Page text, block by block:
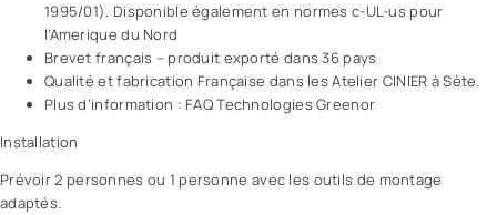
1995/01). Disponible également en normes c-UL-us pour
l’Amerique du Nord
Brevet français – produit exporté dans 36 pays
Qualité et fabrication Française dans les Atelier CINIER à Sète.
Plus d’information : FAQ Technologies Greenor
Installation
Prévoir 2 personnes ou 1 personne avec les outils de montage
adaptés.